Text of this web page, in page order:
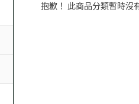
抱歉！ 此商品分類暫時沒